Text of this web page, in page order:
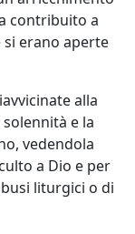
contribuito a
erano aperte
alla
e la
vedendola
a Dio e per
liturgici o di